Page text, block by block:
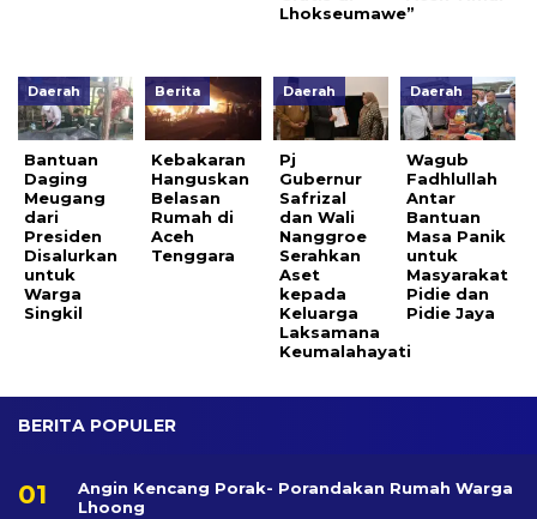
Lhokseumawe”
Daerah
Bantuan
Daging
Meugang
dari
Presiden
Disalurkan
untuk
Warga
Singkil
Berita
Kebakaran
Hanguskan
Belasan
Rumah di
Aceh
Tenggara
Daerah
Pj
Gubernur
Safrizal
dan Wali
Nanggroe
Serahkan
Aset
kepada
Keluarga
Laksamana
Keumalahayati
Daerah
Wagub
Fadhlullah
Antar
Bantuan
Masa Panik
untuk
Masyarakat
Pidie dan
Pidie Jaya
BERITA POPULER
Angin Kencang Porak- Porandakan Rumah Warga
Lhoong